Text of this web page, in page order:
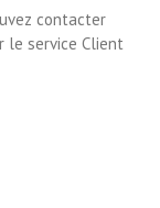
contacter
le service Client